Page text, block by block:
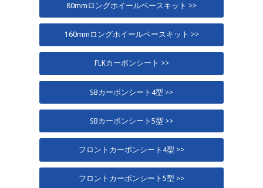
80mmロングホイールベースキット >>
160mmロングホイールベースキット >>
FLKカーボンシート >>
SBカーボンシート4型 >>
SBカーボンシート5型 >>
フロントカーボンシート4型 >>
フロントカーボンシート5型 >>